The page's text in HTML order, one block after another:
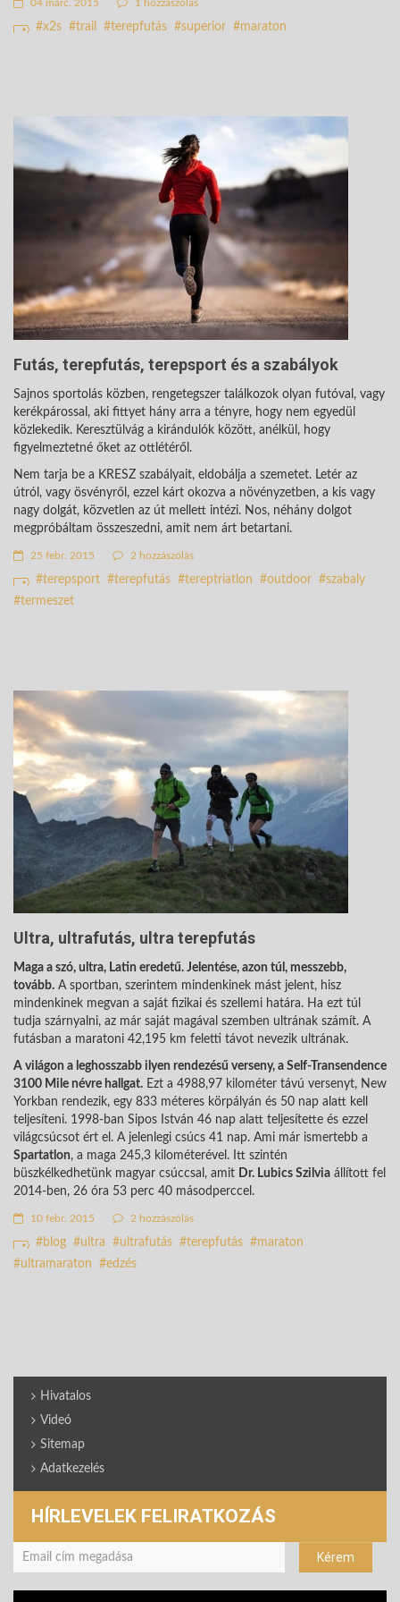
04 márc. 2015 1 hozzászólás
x2s trail terepfutás superior maraton
Futás, terepfutás, terepsport és a szabályok
Sajnos sportolás közben, rengetegszer találkozok olyan futóval, vagy
kerékpárossal, aki fittyet hány arra a tényre, hogy nem egyedül
közlekedik. Keresztülvág a kirándulók között, anélkül, hogy
figyelmeztetné őket az ottlétéről.
Nem tarja be a KRESZ szabályait, eldobálja a szemetet. Letér az
útról, vagy ösvényről, ezzel kárt okozva a növényzetben, a kis vagy
nagy dolgát, közvetlen az út mellett intézi. Nos, néhány dolgot
megpróbáltam összeszedni, amit nem árt betartani.
25 febr. 2015 2 hozzászólás
terepsport terepfutás tereptriatlon outdoor
szabaly
termeszet
Ultra, ultrafutás, ultra terepfutás
Maga a szó, ultra, Latin eredetű. Jelentése, azon túl, messzebb,
tovább. A sportban, szerintem mindenkinek mást jelent, hisz
mindenkinek megvan a saját fizikai és szellemi határa. Ha ezt túl
tudja szárnyalni, az már saját magával szemben ultrának számít. A
futásban a maratoni 42,195 km feletti távot nevezik ultrának.
A világon a leghosszabb ilyen rendezésű verseny, a Self-Transendence
3100 Mile névre hallgat. Ezt a 4988,97 kilométer távú versenyt, New
Yorkban rendezik, egy 833 méteres körpályán és 50 nap alatt kell
teljesíteni. 1998-ban Sipos István 46 nap alatt teljesítette és ezzel
világcsúcsot ért el. A jelenlegi csúcs 41 nap. Ami már ismertebb a
Spartatlon, a maga 245,3 kilométerével. Itt szintén
büszkélkedhetünk magyar csúccsal, amit Dr. Lubics Szilvia állított fel
2014-ben, 26 óra 53 perc 40 másodperccel.
10 febr. 2015 2 hozzászólás
blog ultra ultrafutás terepfutás
maraton
ultramaraton
edzés
Hivatalos
Videó
Sitemap
Adatkezelés
HÍRLEVELEK FELIRATKOZÁS